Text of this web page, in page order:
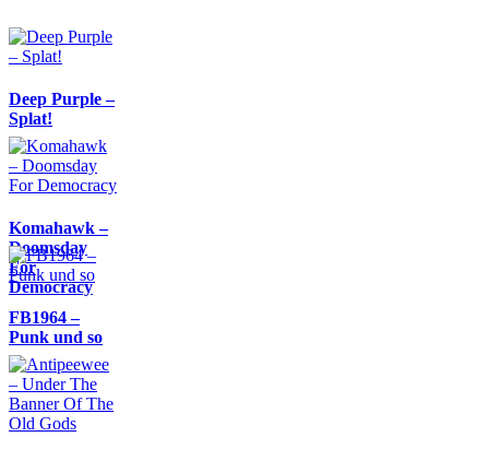
Deep Purple –
Splat!
Komahawk –
Doomsday
For
Democracy
FB1964 –
Punk und so